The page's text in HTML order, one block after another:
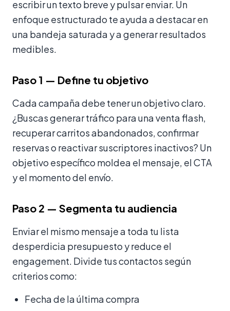
escribir un texto breve y pulsar enviar. Un
enfoque estructurado te ayuda a destacar en
una bandeja saturada y a generar resultados
medibles.
Paso 1 — Define tu objetivo
Cada campaña debe tener un objetivo claro.
¿Buscas generar tráfico para una venta flash,
recuperar carritos abandonados, confirmar
reservas o reactivar suscriptores inactivos? Un
objetivo específico moldea el mensaje, el CTA
y el momento del envío.
Paso 2 — Segmenta tu audiencia
Enviar el mismo mensaje a toda tu lista
desperdicia presupuesto y reduce el
engagement. Divide tus contactos según
criterios como:
Fecha de la última compra